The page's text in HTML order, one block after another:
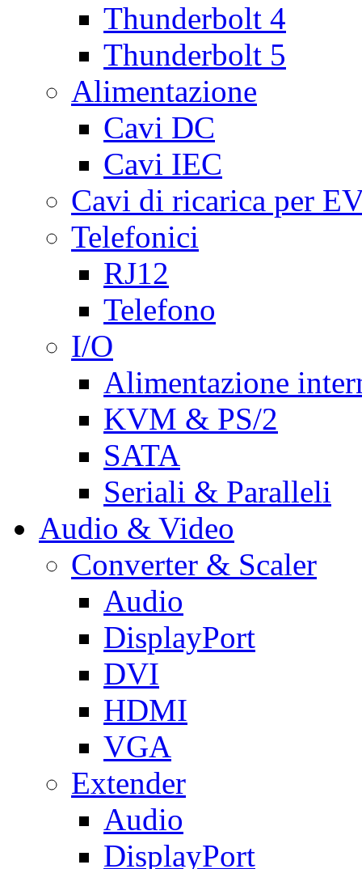
Thunderbolt 4
Thunderbolt 5
Alimentazione
Cavi DC
Cavi IEC
Cavi di ricarica per
Telefonici
RJ12
Telefono
I/O
Alimentazione
KVM & PS/2
SATA
Seriali & Paralleli
Audio & Video
Converter & Scaler
Audio
DisplayPort
DVI
HDMI
VGA
Extender
Audio
DisplayPort